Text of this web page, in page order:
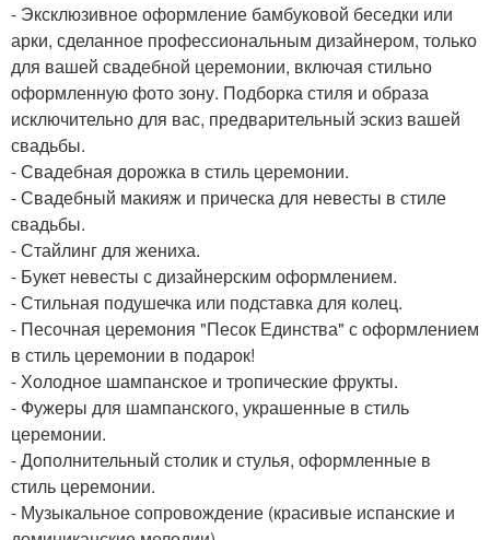
- Эксклюзивное оформление бамбуковой беседки или
арки, сделанное профессиональным дизайнером, только
для вашей свадебной церемонии, включая стильно
оформленную фото зону. Подборка стиля и образа
исключительно для вас, предварительный эскиз вашей
свадьбы.
- Свадебная дорожка в стиль церемонии.
- Свадебный макияж и прическа для невесты в стиле
свадьбы.
- Стайлинг для жениха.
- Букет невесты с дизайнерским оформлением.
- Стильная подушечка или подставка для колец.
- Песочная церемония "Песок Единства" с оформлением
в стиль церемонии в подарок!
- Холодное шампанское и тропические фрукты.
- Фужеры для шампанского, украшенные в стиль
церемонии.
- Дополнительный столик и стулья, оформленные в
стиль церемонии.
- Музыкальное сопровождение (красивые испанские и